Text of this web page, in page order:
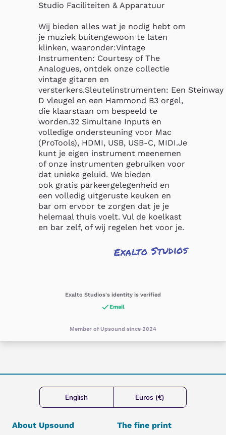
Studio Faciliteiten & Apparatuur
Wij bieden alles wat je nodig hebt om
je muziek buitengewoon te laten
klinken, waaronder:Vintage
Instrumenten: Courtesy of The
Analogues, ontdek onze collectie
vintage gitaren en
versterkers.Sleutelinstrumenten: Een Steinway
D vleugel en een Hammond B3 orgel,
die klaarstaan om bespeeld te
worden.32 Simultane Inputs en
volledige ondersteuning voor Mac
(ProTools), HDMI, USB, USB-C, MIDI.Je
kunt je eigen instrument meenemen
of onze instrumenten gebruiken voor
dat unieke geluid. We bieden
ook gratis parkeergelegenheid en
een volledig uitgeruste keuken en
bar om ervoor te zorgen dat je je
helemaal thuis voelt. Vul de koelkast
en bar zelf, of wij regelen het voor je.
Exalto Studios
Exalto Studios's identity is verified
Email
Member of Upsound since 2024
English Euros (€)
About Upsound The fine print